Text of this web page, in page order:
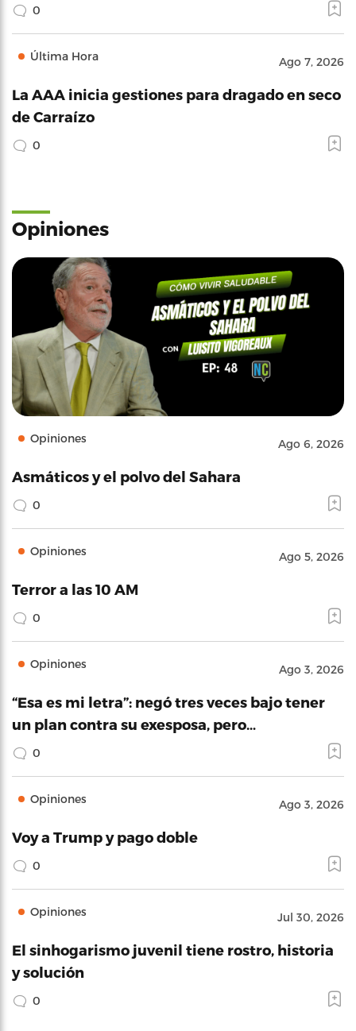
0
Última Hora Ago 7, 2026
La AAA inicia gestiones para dragado en seco
de Carraízo
0
Opiniones
Opiniones Ago 6, 2026
Asmáticos y el polvo del Sahara
0
Opiniones Ago 5, 2026
Terror a las 10 AM
0
Opiniones Ago 3, 2026
“Esa es mi letra”: negó tres veces bajo tener
un plan contra su exesposa, pero…
0
Opiniones Ago 3, 2026
Voy a Trump y pago doble
0
Opiniones Jul 30, 2026
El sinhogarismo juvenil tiene rostro, historia
y solución
0